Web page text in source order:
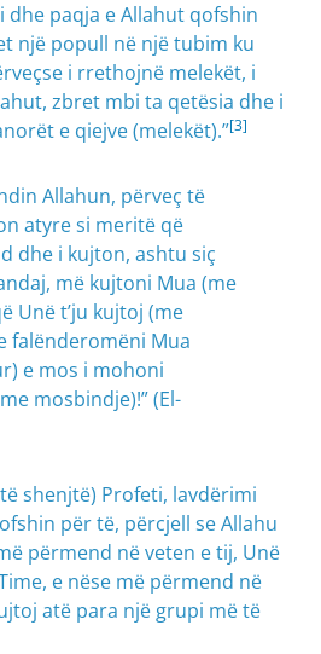
dhe paqja e Allahut qofshin
një popull në një tubim ku
i rrethojnë melekët, i
zbret mbi ta qetësia dhe i
e qiejve (melekët).”[3]
Allahun, përveç të
atyre si meritë që
dhe i kujton, ashtu siç
më kujtoni Mua (me
Unë t’ju kujtoj (me
falënderomëni Mua
e mos i mohoni
mosbindje)!” (El-
shenjtë) Profeti, lavdërimi
për të, përcjell se Allahu
përmend në veten e tij, Unë
e nëse më përmend në
atë para një grupi më të